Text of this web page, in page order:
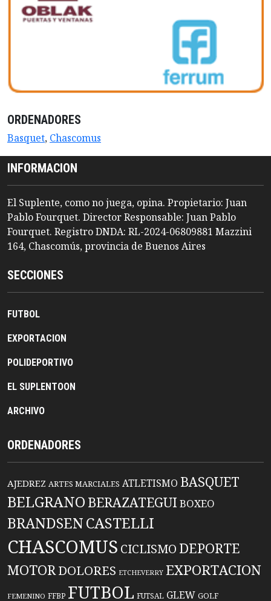
ORDENADORES
Basquet, Chascomus
INFORMACION
El Suplente, como no juega, opina. Propietario: Juan
Pablo Fourquet. Director Responsable: Juan Pablo
Fourquet. Registro DNDA: RL-2024-06809881 Mazzini
164, Chascomús, provincia de Buenos Aires
SECCIONES
FUTBOL
EXPORTACION
POLIDEPORTIVO
EL SUPLENTOON
ARCHIVO
ORDENADORES
AJEDREZ ARTES MARCIALES ATLETISMO BASQUET
BELGRANO BERAZATEGUIBOXEO
BRANDSENCASTELLI
CHASCOMUS CICLISMO DEPORTE
MOTORDOLORES ETCHEVERRY EXPORTACION
FEMENINO FFBP FUTBOL FUTSAL GLEW GOLF